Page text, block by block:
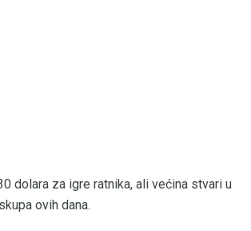
dolara za igre ratnika, ali većina stvari u
ovih dana.